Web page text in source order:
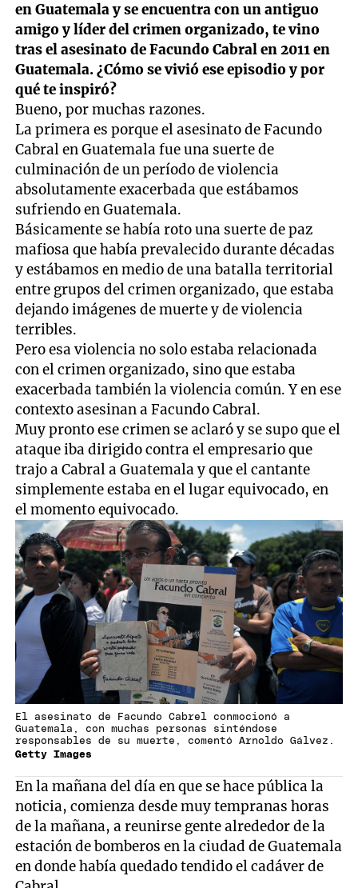
en Guatemala y se encuentra con un antiguo
amigo y líder del crimen organizado, te vino
tras el asesinato de Facundo Cabral en 2011 en
Guatemala. ¿Cómo se vivió ese episodio y por
qué te inspiró?
Bueno, por muchas razones.
La primera es porque el asesinato de Facundo
Cabral en Guatemala fue una suerte de
culminación de un período de violencia
absolutamente exacerbada que estábamos
sufriendo en Guatemala.
Básicamente se había roto una suerte de paz
mafiosa que había prevalecido durante décadas
y estábamos en medio de una batalla territorial
entre grupos del crimen organizado, que estaba
dejando imágenes de muerte y de violencia
terribles.
Pero esa violencia no solo estaba relacionada
con el crimen organizado, sino que estaba
exacerbada también la violencia común. Y en ese
contexto asesinan a Facundo Cabral.
Muy pronto ese crimen se aclaró y se supo que el
ataque iba dirigido contra el empresario que
trajo a Cabral a Guatemala y que el cantante
simplemente estaba en el lugar equivocado, en
el momento equivocado.
Getty Images
El asesinato de Facundo Cabrel conmocionó a
Guatemala, con muchas personas sinténdose
responsables de su muerte, comentó Arnoldo Gálvez.
En la mañana del día en que se hace pública la
noticia, comienza desde muy tempranas horas
de la mañana, a reunirse gente alrededor de la
estación de bomberos en la ciudad de Guatemala
en donde había quedado tendido el cadáver de